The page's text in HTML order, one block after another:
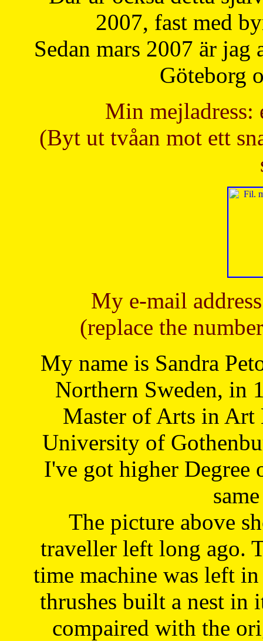
2007, fast med
Sedan mars 2007 är
Göteborg
Min mejladress:
(Byt ut tvåan mot ett
My e-mail
(replace the
My name is Sandra
Northern Sweden, in
Master of Arts in Art
University of
I've got higher Degree
The picture above
traveller left long ago.
time machine was left
thrushes built a nest in
compaired with the